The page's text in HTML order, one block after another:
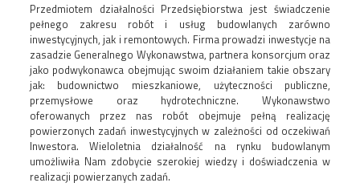
Przedmiotem działalności Przedsiębiorstwa jest świadczenie
pełnego zakresu robót i usług budowlanych zarówno
inwestycyjnych, jak i remontowych. Firma prowadzi inwestycje na
zasadzie Generalnego Wykonawstwa, partnera konsorcjum oraz
jako podwykonawca obejmując swoim działaniem takie obszary
jak: budownictwo mieszkaniowe, użyteczności publiczne,
przemysłowe oraz hydrotechniczne. Wykonawstwo
oferowanych przez nas robót obejmuje pełną realizację
powierzonych zadań inwestycyjnych w zależności od oczekiwań
Inwestora. Wieloletnia działalność na rynku budowlanym
umożliwiła Nam zdobycie szerokiej wiedzy i doświadczenia w
realizacji powierzanych zadań.